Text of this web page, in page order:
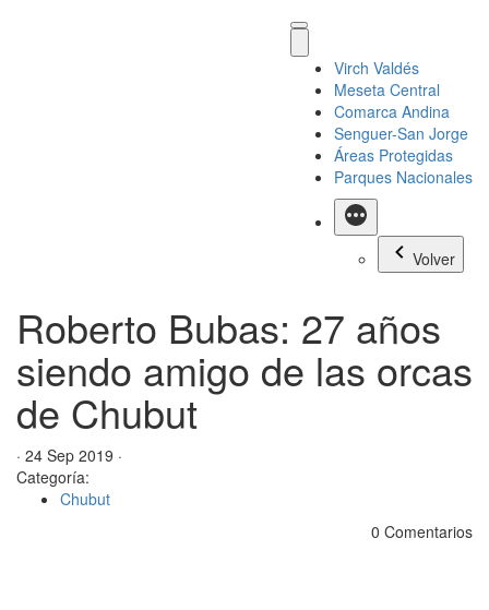
Virch Valdés
Meseta Central
Comarca Andina
Senguer-San Jorge
Áreas Protegidas
Parques Nacionales
Más
Volver
Roberto Bubas: 27 años
siendo amigo de las orcas
de Chubut
· 24 Sep 2019 ·
Categoría:
Chubut
0 Comentarios